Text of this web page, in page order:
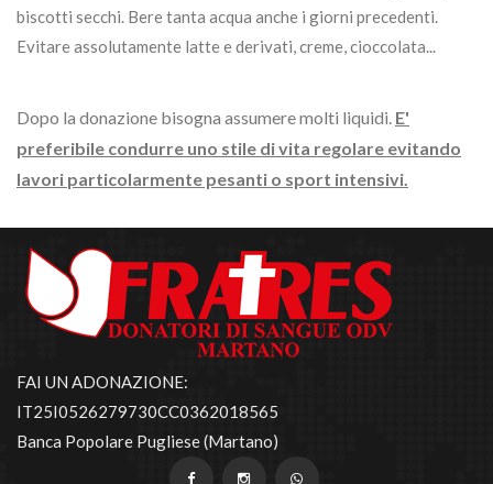
biscotti secchi. Bere tanta acqua anche i giorni precedenti.
Evitare assolutamente latte e derivati, creme, cioccolata...
Dopo la donazione bisogna assumere molti liquidi. E'
preferibile condurre uno stile di vita regolare evitando
lavori particolarmente pesanti o sport intensivi.
FAI UN ADONAZIONE:
IT25I0526279730CC0362018565
Banca Popolare Pugliese (Martano)